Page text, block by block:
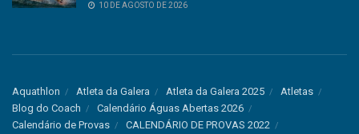
10 DE AGOSTO DE 2026
Aquathlon Atleta da Galera Atleta da Galera 2025
Atletas
Blog do Coach
Calendário Águas Abertas 2026
Calendário de Provas
CALENDÁRIO DE PROVAS 2022